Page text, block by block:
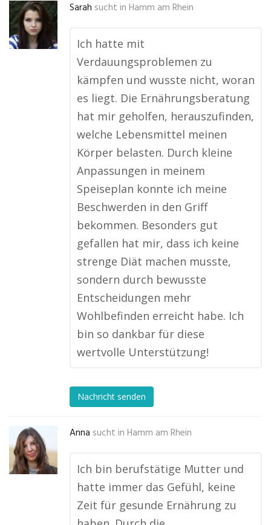
Sarah sucht in Hamm am Rhein
Ich hatte mit
Verdauungsproblemen zu
kämpfen und wusste nicht, woran
es liegt. Die Ernährungsberatung
hat mir geholfen, herauszufinden,
welche Lebensmittel meinen
Körper belasten. Durch kleine
Anpassungen in meinem
Speiseplan konnte ich meine
Beschwerden in den Griff
bekommen. Besonders gut
gefallen hat mir, dass ich keine
strenge Diät machen musste,
sondern durch bewusste
Entscheidungen mehr
Wohlbefinden erreicht habe. Ich
bin so dankbar für diese
wertvolle Unterstützung!
Nachricht senden
Anna sucht in Hamm am Rhein
Ich bin berufstätige Mutter und
hatte immer das Gefühl, keine
Zeit für gesunde Ernährung zu